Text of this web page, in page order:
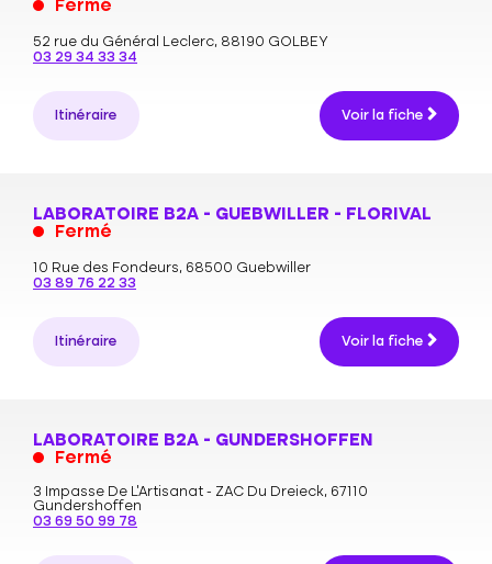
Fermé
52 rue du Général Leclerc, 88190 GOLBEY
03 29 34 33 34
Itinéraire Voir la fiche
LABORATOIRE B2A - GUEBWILLER - FLORIVAL
Fermé
10 Rue des Fondeurs, 68500 Guebwiller
03 89 76 22 33
Itinéraire Voir la fiche
LABORATOIRE B2A - GUNDERSHOFFEN
Fermé
3 Impasse De L’Artisanat - ZAC Du Dreieck, 67110
Gundershoffen
03 69 50 99 78